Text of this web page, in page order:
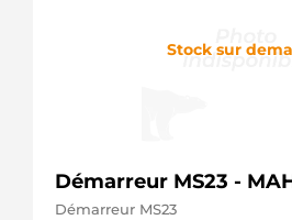
Stock sur
Démarreur MS23 -
Démarreur MS23